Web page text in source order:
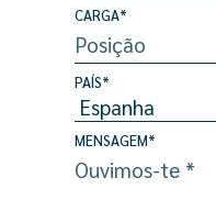
CARGA*
PAÍS*
MENSAGEM*